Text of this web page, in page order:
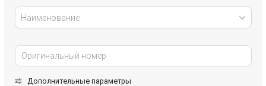
Наименование
Дополнительные параметры